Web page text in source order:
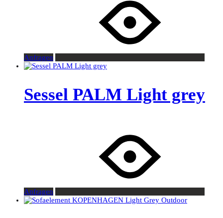
Anfragen
Sessel PALM Light grey
Anfragen